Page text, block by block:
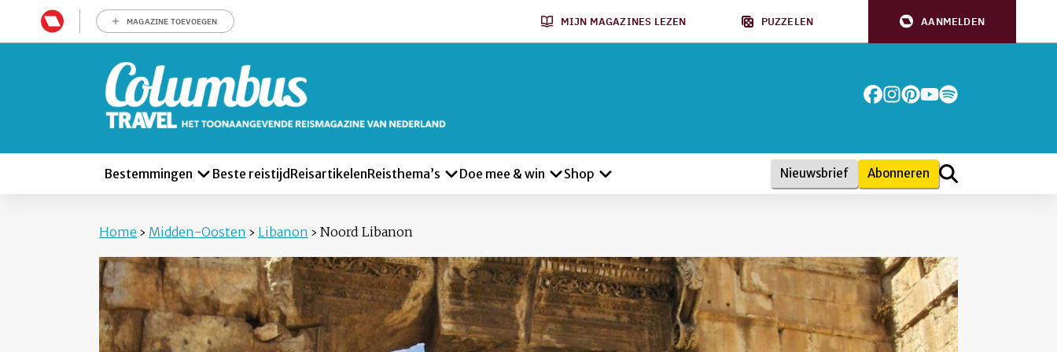
MAGAZINE TOEVOEGEN MIJN MAGAZINES LEZEN PUZZELEN AANMELDEN
Bestemmingen Beste reistijd ReisartikelenReisthema’s Doe mee & win Shop Nieuwsbrief Abonneren
Home › Midden-Oosten › Libanon › Noord Libanon